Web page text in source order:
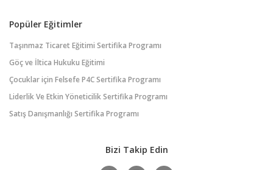
Popüler Eğitimler
Taşınmaz Ticaret Eğitimi Sertifika Programı
Göç ve İltica Hukuku Eğitimi
Çocuklar için Felsefe P4C Sertifika Programı
Liderlik Ve Etkin Yöneticilik Sertifika Programı
Satış Danışmanlığı Sertifika Programı
Bizi Takip Edin